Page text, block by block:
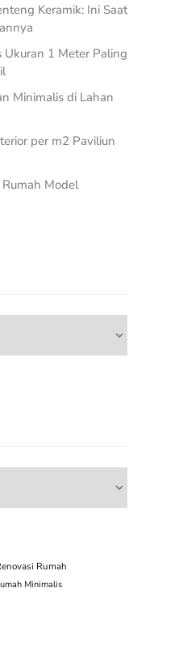
Keramik: Ini Saat
Ukuran 1 Meter Paling
Minimalis di Lahan
per m2 Paviliun
Model
Rumah
Minimalis